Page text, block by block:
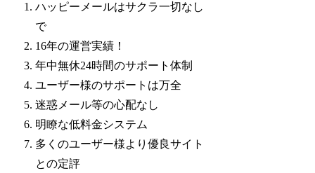
ハッピーメールはサクラ一切なし
で
16年の運営実績！
年中無休24時間のサポート体制
ユーザー様のサポートは万全
迷惑メール等の心配なし
明瞭な低料金システム
多くのユーザー様より優良サイト
との定評